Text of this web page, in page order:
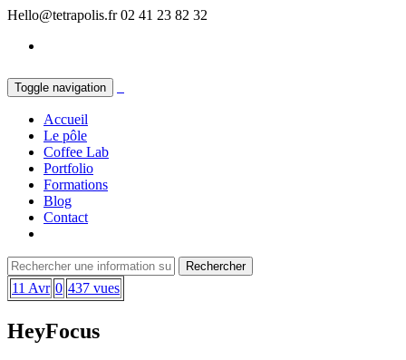
Hello@tetrapolis.fr 02 41 23 82 32
Toggle navigation
Accueil
Le pôle
Coffee Lab
Portfolio
Formations
Blog
Contact
11 Avr 0 437 vues
HeyFocus